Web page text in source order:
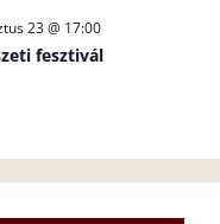
23 @ 17:00
fesztivál